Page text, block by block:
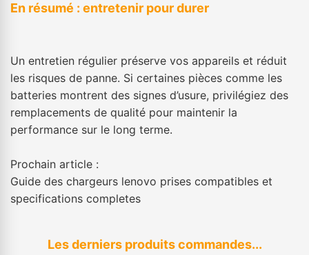
En résumé : entretenir pour durer
Un entretien régulier préserve vos appareils et réduit
les risques de panne. Si certaines pièces comme les
batteries montrent des signes d’usure, privilégiez des
remplacements de qualité pour maintenir la
performance sur le long terme.
Prochain article :
Guide des chargeurs lenovo prises compatibles et
specifications completes
Les derniers produits commandes...